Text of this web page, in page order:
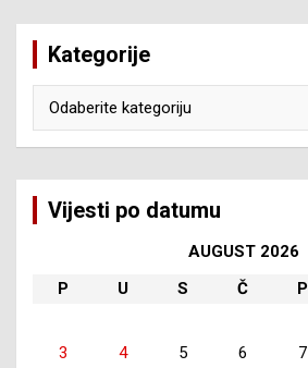
Kategorije
Vijesti po datumu
AUGUST 2026
P
U S Č P
3
4 5 6 7